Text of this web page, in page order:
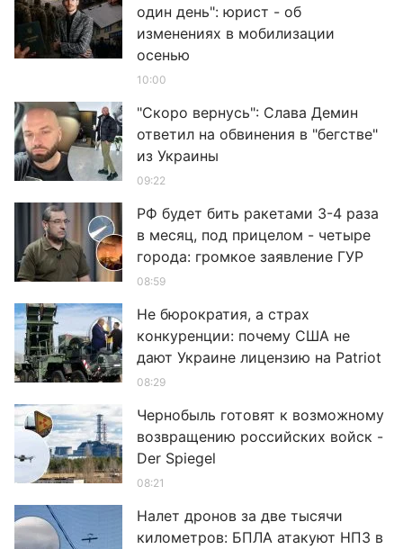
один день": юрист - об
изменениях в мобилизации
осенью
10:00
"Скоро вернусь": Слава Демин
ответил на обвинения в "бегстве"
из Украины
09:22
РФ будет бить ракетами 3-4 раза
в месяц, под прицелом - четыре
города: громкое заявление ГУР
08:59
Не бюрократия, а страх
конкуренции: почему США не
дают Украине лицензию на Patriot
08:29
Чернобыль готовят к возможному
возвращению российских войск -
Der Spiegel
08:21
Налет дронов за две тысячи
километров: БПЛА атакуют НПЗ в